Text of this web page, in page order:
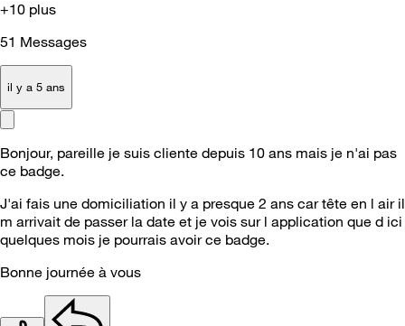
+10 plus
51 Messages
il y a 5 ans
Bonjour, pareille je suis cliente depuis 10 ans mais je n'ai pas
ce badge.
J'ai fais une domiciliation il y a presque 2 ans car tête en l air il
m arrivait de passer la date et je vois sur l application que d ici
quelques mois je pourrais avoir ce badge.
Bonne journée à vous